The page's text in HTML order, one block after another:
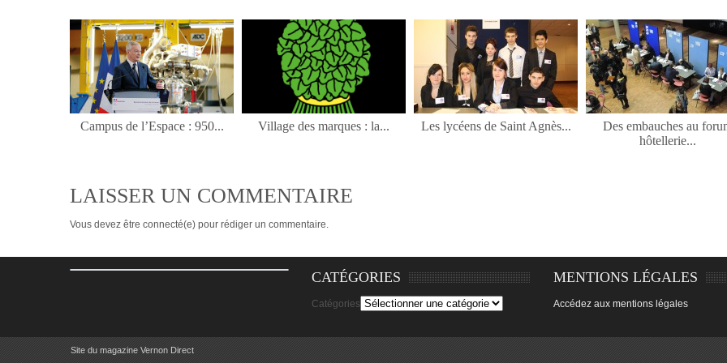
Campus de l’Espace : 950... Village des marques : la... Les lycéens de Saint Agnès...
Des embauches au
hôtellerie...
LAISSER UN COMMENTAIRE
Vous devez être connecté(e) pour rédiger un commentaire.
CATÉGORIES
Catégories
MENTIONS LÉGALES
Accédez aux mentions légales
Site du magazine Vernon Direct